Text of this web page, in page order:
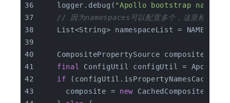
    logger.debug(
"Apollo bootstrap
// 因为namespaces可以配置多个，这里根据逗号
List<String> namespaceList =
    CompositePropertySource composite;
final
ConfigUtil configUtil =
if
      composite =
new